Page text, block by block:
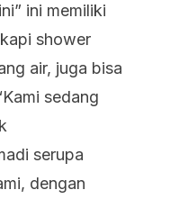
ini memiliki
shower
air, juga bisa
sedang
serupa
dengan